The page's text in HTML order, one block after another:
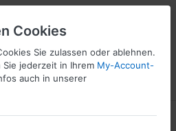
Wunschliste
1
Cookies
Sie zulassen oder ablehnen.
jederzeit in Ihrem My-Account-
auch in unserer